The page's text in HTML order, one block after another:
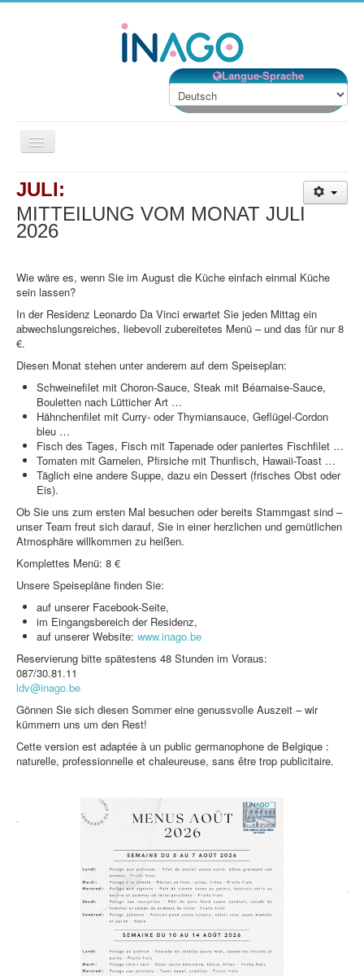
Langue-Sprache
Navigation
an/aus
Beschreibung
Dienstleistungen
Lebensprojekt
Lage
Kontakt
Willkommen in der Residenz La Kan
Willkommen in der Residenz
JULI:
MITTEILUNG VOM MONAT JULI
2026
Wie wäre es, wenn Sie im August die Küche einfach einmal Küche
sein lassen?
In der Residenz Leonardo Da Vinci erwartet Sie jeden Mittag ein
abwechslungsreiches, liebevoll zubereitetes Menü – und das für nur 8
€.
Diesen Monat stehen unter anderem auf dem Speiseplan:
Schweinefilet mit Choron-Sauce, Steak mit Béarnaise-Sauce,
Bouletten nach Lütticher Art …
Hähnchenfilet mit Curry- oder Thymiansauce, Geflügel-Cordon
bleu …
Fisch des Tages, Fisch mit Tapenade oder paniertes Fischfilet …
Tomaten mit Garnelen, Pfirsiche mit Thunfisch, Hawaii-Toast …
Täglich eine andere Suppe, dazu ein Dessert (frisches Obst oder
Eis).
Ob Sie uns zum ersten Mal besuchen oder bereits Stammgast sind –
unser Team freut sich darauf, Sie in einer herzlichen und gemütlichen
Atmosphäre willkommen zu heißen.
Komplettes Menü: 8 €
Unsere Speisepläne finden Sie:
auf unserer Facebook-Seite,
im Eingangsbereich der Residenz,
auf unserer Website: www.inago.be
Reservierung bitte spätestens 48 Stunden im Voraus:
087/30.81.11
ldv@inago.be
Gönnen Sie sich diesen Sommer eine genussvolle Auszeit – wir
kümmern uns um den Rest!
Cette version est adaptée à un public germanophone de Belgique :
naturelle, professionnelle et chaleureuse, sans être trop publicitaire.